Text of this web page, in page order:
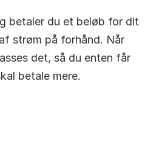
betaler du et beløb for dit
strøm på forhånd. Når
det, så du enten får
betale mere.